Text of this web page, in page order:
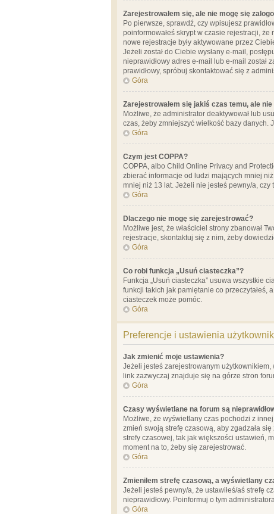
Zarejestrowałem się, ale nie mogę się
Po pierwsze, sprawdź, czy wpisujesz
poinformowałeś skrypt w czasie rejestracji,
nowe rejestracje były aktywowane przez
Jeżeli został do Ciebie wysłany e-mail,
nieprawidłowy adres e-mail lub e-mail został
prawidłowy, spróbuj skontaktować się z
Góra
Zarejestrowałem się jakiś czas temu, ale
Możliwe, że administrator deaktywował lub
czas, żeby zmniejszyć wielkość bazy danych.
Góra
Czym jest COPPA?
COPPA, albo Child Online Privacy and
zbierać informacje od ludzi mających mniej
mniej niż 13 lat. Jeżeli nie jesteś pewny/a,
Góra
Dlaczego nie mogę się zarejestrować?
Możliwe jest, że właściciel strony zbanował
rejestracje, skontaktuj się z nim, żeby
Góra
Co robi funkcja „Usuń ciasteczka”?
Funkcja „Usuń ciasteczka” usuwa wszystkie
funkcji takich jak pamiętanie co przeczytałeś,
ciasteczek może pomóc.
Góra
Preferencje i ustawienia
Jak zmienić moje ustawienia?
Jeżeli jesteś zarejestrowanym
link zazwyczaj znajduje się na górze stron
Góra
Czasy wyświetlane na forum są
Możliwe, że wyświetlany czas pochodzi z
zmień swoją strefę czasową, aby zgadzała
strefy czasowej, tak jak większości ustawień,
moment na to, żeby się zarejestrować.
Góra
Zmieniłem strefę czasową, a wyświetlany
Jeżeli jesteś pewny/a, że ustawiłeś/aś strefę
nieprawidłowy. Poinformuj o tym
Góra